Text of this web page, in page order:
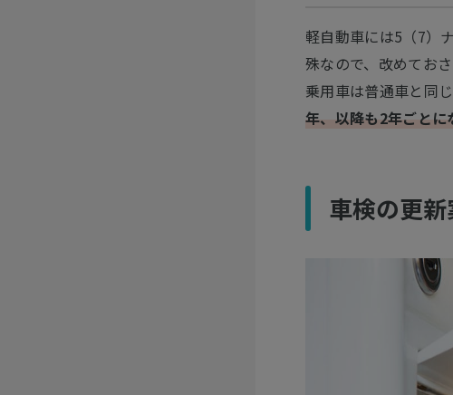
軽自動車には5（7）
殊なので、改めてお
乗用車は普通車と同
年、以降も2年ごとに
車検の更